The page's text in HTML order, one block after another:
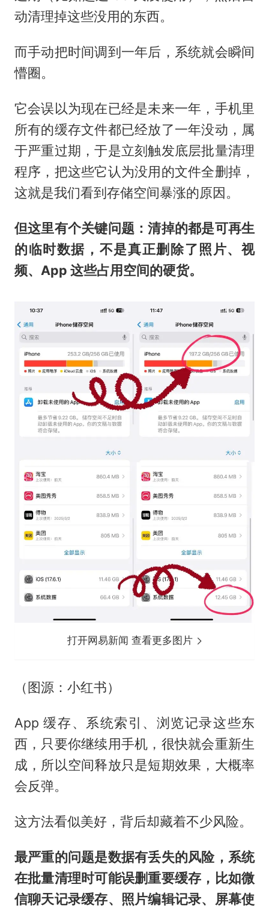
动清理掉这些没用的东西。
而手动把时间调到一年后，系统就会瞬间
懵圈。
它会误以为现在已经是未来一年，手机里
所有的缓存文件都已经放了一年没动，属
于严重过期，于是立刻触发底层批量清理
程序，把这些它认为没用的文件全删掉，
这就是我们看到存储空间暴涨的原因。
但这里有个关键问题：清掉的都是可再生
的临时数据，不是真正删除了照片、视
频、App 这些占用空间的硬货。
打开网易新闻 查看更多图片
（图源：小红书）
App 缓存、系统索引、浏览记录这些东
西，只要你继续用手机，很快就会重新生
成，所以空间释放只是短期效果，大概率
会反弹。
这方法看似美好，背后却藏着不少风险。
最严重的问题是数据有丢失的风险，系统
在批量清理时可能误删重要缓存，比如微
信聊天记录缓存、照片编辑记录、屏幕使